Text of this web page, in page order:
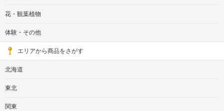
花・観葉植物
体験・その他
エリアから商品をさがす
北海道
東北
関東